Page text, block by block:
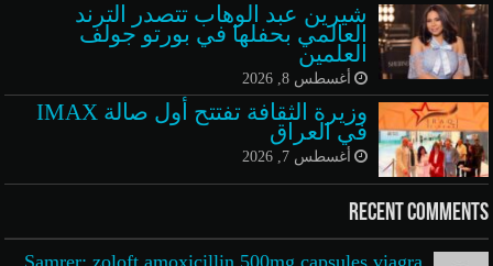
شيرين عبد الوهاب تتصدر الترند
العالمي بحفلها في بورتو جولف
العلمين
أغسطس 8, 2026
وزيرة الثقافة تفتتح أول صالة IMAX
في العراق
أغسطس 7, 2026
Recent Comments